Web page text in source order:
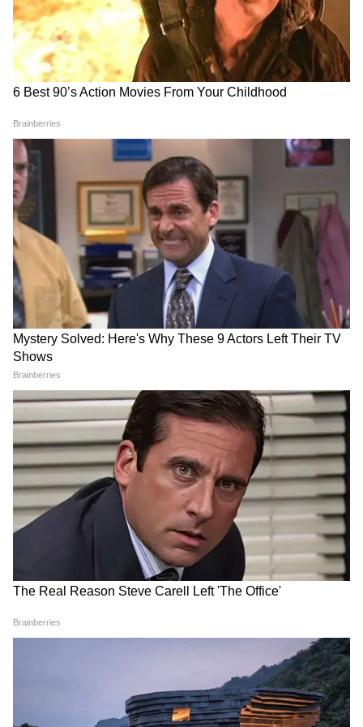
সবমিলিয়ে, বলা যেতে পারে শেয়ার বাজারে রেকর্ড
পতন।
আরও খবরের জন্য চোখ রাখুন এশিয়ানেট
নিউজ বাংলার হোয়াটসঅ্যাপ চ্যানেলে, ক্লিক
করুন এখানে।
RECOMMENDED STORIES
Petrol Price 1950: ৭৬ বছর
আগে ১ লিটার পেট্রোলের দাম
কত ছিল? শুনলে চমকে উঠবেন!
Food Delivery App: বাজারে
এবার নতুন প্লেয়ারদের এন্ট্রি!
কমতে পারে খাবারের দাম?
বাড়ছে বিকল্প
RAC যাত্রীদের জন্য বদলে গেল
নিয়ম! এবার বাধ্যতামূলক
বেডরোল-কম্বল, জানাল রেল
LPG Gas: চাপ বাড়তে চলেছে
মধ্যবিত্তের পকেটে, সিলিন্ডার প্রতি
বাড়তে পারে ১৮ টাকা
LATEST VIDEOS
Annapurna Bhandar New Update |
অগস্টের কত তারিখ থেকে ঢুকবে অন্নপূর্ণার
Uttarpara: নবগ্রাম পঞ্চায়েতে ঢুকেই যা
Dipanjan Chakraborty